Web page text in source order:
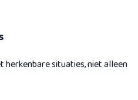
situaties, niet alleen